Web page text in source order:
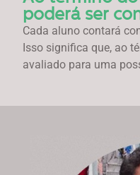
poderá ser
Cada aluno contará
Isso significa que, ao
avaliado para uma